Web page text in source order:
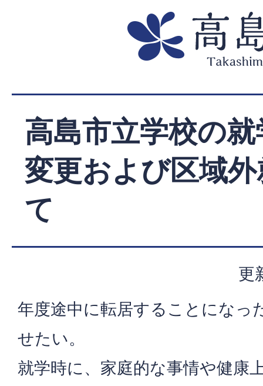
高島市立学校の
変更および区域
て
更
年度途中に転居することになっ
せたい。
就学時に、家庭的な事情や健康